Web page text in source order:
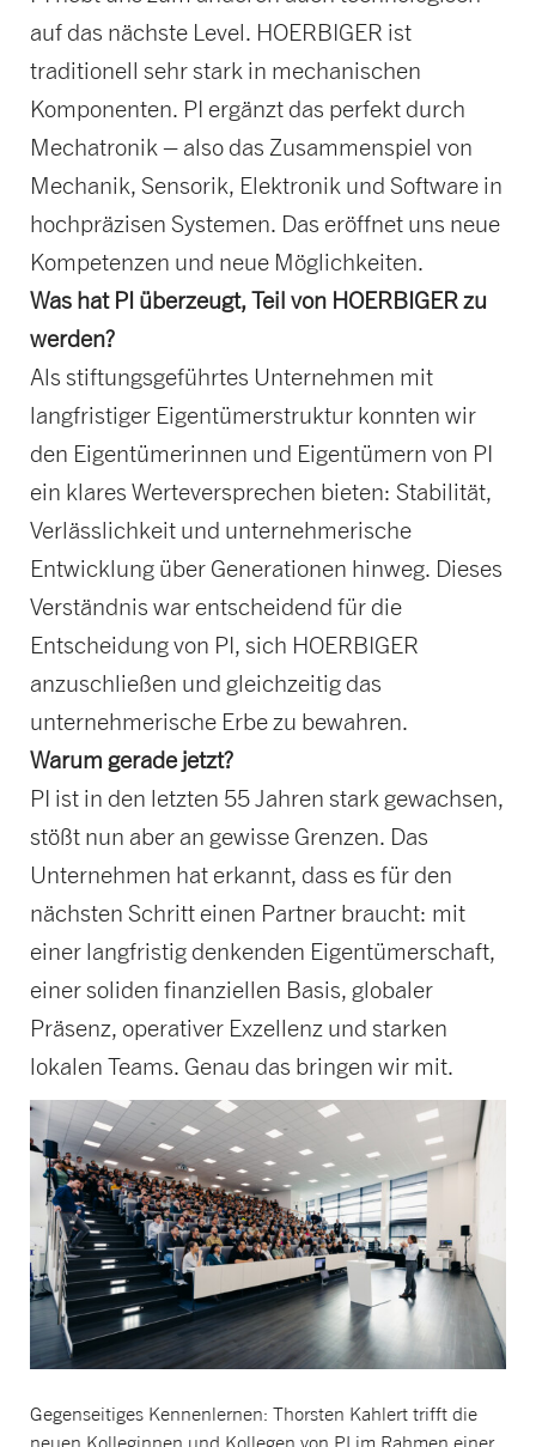
auf das nächste Level. HOERBIGER ist
traditionell sehr stark in mechanischen
Komponenten. PI ergänzt das perfekt durch
Mechatronik – also das Zusammenspiel von
Mechanik, Sensorik, Elektronik und Software in
hochpräzisen Systemen. Das eröffnet uns neue
Kompetenzen und neue Möglichkeiten.
Was hat PI überzeugt, Teil von HOERBIGER zu
werden?
Als stiftungsgeführtes Unternehmen mit
langfristiger Eigentümerstruktur konnten wir
den Eigentümerinnen und Eigentümern von PI
ein klares Werteversprechen bieten: Stabilität,
Verlässlichkeit und unternehmerische
Entwicklung über Generationen hinweg. Dieses
Verständnis war entscheidend für die
Entscheidung von PI, sich HOERBIGER
anzuschließen und gleichzeitig das
unternehmerische Erbe zu bewahren.
Warum gerade jetzt?
PI ist in den letzten 55 Jahren stark gewachsen,
stößt nun aber an gewisse Grenzen. Das
Unternehmen hat erkannt, dass es für den
nächsten Schritt einen Partner braucht: mit
einer langfristig denkenden Eigentümerschaft,
einer soliden finanziellen Basis, globaler
Präsenz, operativer Exzellenz und starken
lokalen Teams. Genau das bringen wir mit.
Gegenseitiges Kennenlernen: Thorsten Kahlert trifft die
neuen Kolleginnen und Kollegen von PI im Rahmen einer